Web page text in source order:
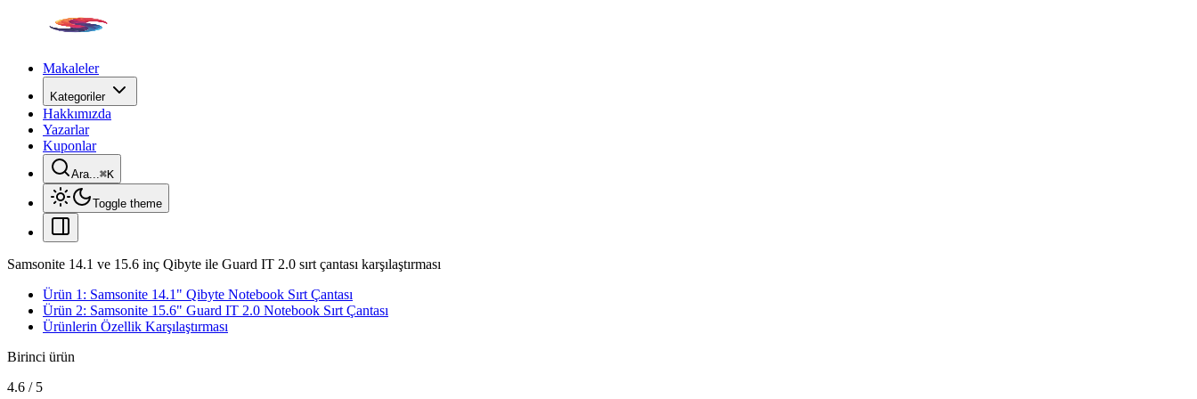
Makaleler
Kategoriler
Hakkımızda
Yazarlar
Kuponlar
Ara...⌘K
Toggle theme
Samsonite 14.1 ve 15.6 inç Qibyte ile Guard IT 2.0 sırt çantası karşılaştırması
Ürün 1: Samsonite 14.1" Qibyte Notebook Sırt Çantası
Ürün 2: Samsonite 15.6" Guard IT 2.0 Notebook Sırt Çantası
Ürünlerin Özellik Karşılaştırması
Birinci ürün
4.6 / 5